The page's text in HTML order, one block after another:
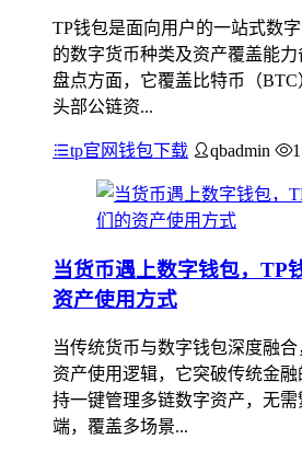
TP钱包是面向用户的一站式数
的数字货币种类及资产覆盖能
盘点方面，它覆盖比特币（
头部公链资...
tp官网钱包下载 qbadmin
当货币遇上数字钱包，TP
资产使用方式
当传统货币与数字钱包深度融
资产使用逻辑，它突破传统金
持一键管理多链数字资产，无
端，覆盖多场景...